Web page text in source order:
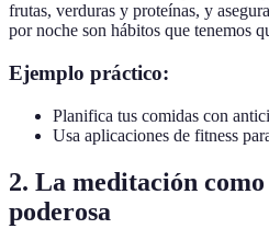
frutas, verduras y proteínas, y
por noche son hábitos que tenemos
Ejemplo práctico:
Planifica tus comidas con
Usa aplicaciones de fitness
2. La meditación
poderosa